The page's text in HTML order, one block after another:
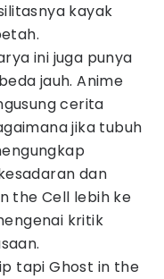
kayak
ini juga punya
jauh. Anime
cerita
jika tubuh
dan
the Cell lebih ke
kritik
tapi Ghost in the